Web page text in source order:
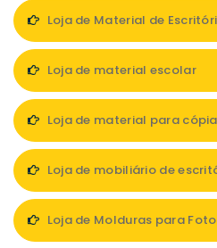
Loja de Material de
Loja de material escolar
Loja de material para
Loja de mobiliário de
Loja de Molduras para